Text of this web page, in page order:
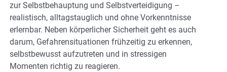
zur Selbstbehauptung und Selbstverteidigung –
realistisch, alltagstauglich und ohne Vorkenntnisse
erlernbar. Neben körperlicher Sicherheit geht es auch
darum, Gefahrensituationen frühzeitig zu erkennen,
selbstbewusst aufzutreten und in stressigen
Momenten richtig zu reagieren.